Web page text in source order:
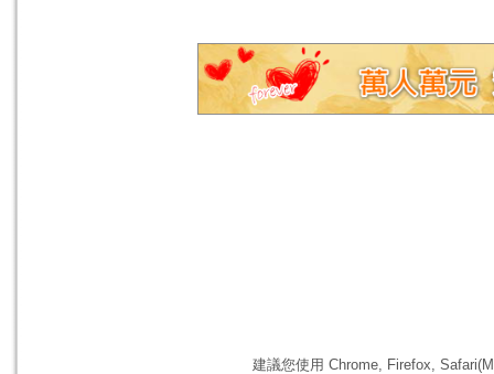
建議您使用 Chrome, Firefox,